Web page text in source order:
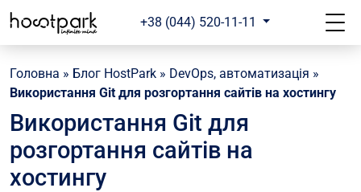
+38 (044) 520-11-11
Головна » Блог HostPark » DevOps, автоматизація »
Використання Git для розгортання сайтів на хостингу
Використання Git для
розгортання сайтів на
хостингу